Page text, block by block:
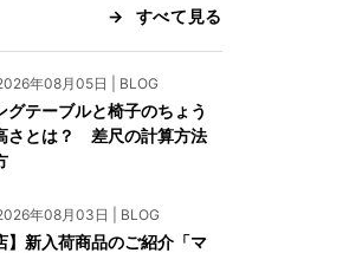
よくあるご質問
お問い合わせ
すべて見る
年08月05日 | BLOG
グテーブルと椅子のちょう
さとは？ 差尺の計算方法
年08月03日 | BLOG
】新入荷商品のご紹介「マ